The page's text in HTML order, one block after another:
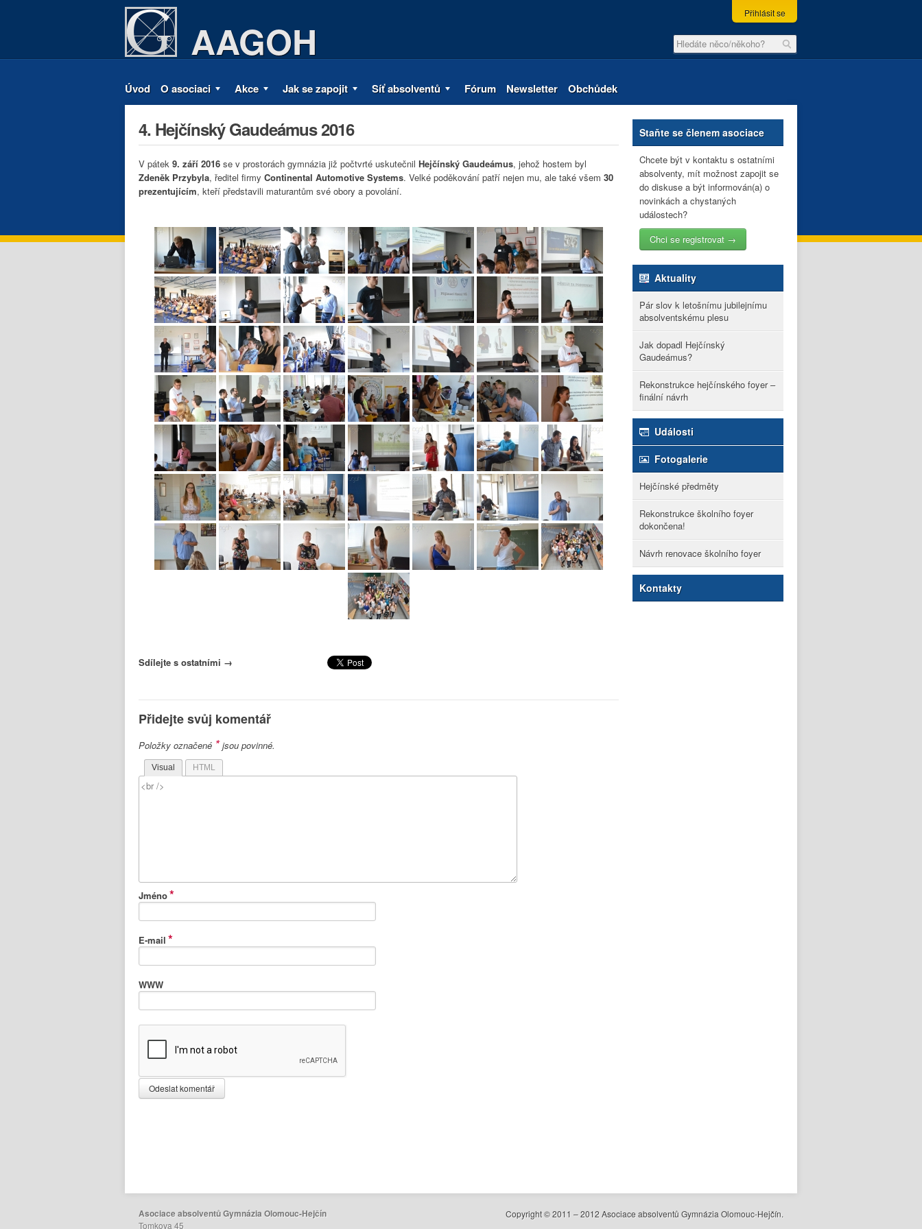
AAGOH
Úvod O asociaci Akce Jak se zapojit Síť absolventů Fórum Newsletter Obchůdek
4. Hejčínský Gaudeámus 2016
V pátek 9. září 2016 se v prostorách gymnázia již počtvrté uskutečnil Hejčínský Gaudeámus, jehož hostem byl
Zdeněk Przybyla, ředitel firmy Continental Automotive Systems. Velké poděkování patří nejen mu, ale také všem 30
prezentujícím, kteří představili maturantům své obory a povolání.
Sdílejte s ostatními →
Přidejte svůj komentář
Položky označené *jsou povinné.
Visual HTML
Jméno*
E-mail *
WWW
Staňte se členem asociace
Chcete být v kontaktu s ostatními
absolventy, mít možnost zapojit se
do diskuse a být informován(a) o
novinkách a chystaných
událostech?
Chci se registrovat →
Přihlásit se
Aktuality
Pár slov k letošnímu jubilejnímu
absolventskému plesu
Jak dopadl Hejčínský
Gaudeámus?
Rekonstrukce hejčínského foyer –
finální návrh
Události
Fotogalerie
Hejčínské předměty
Rekonstrukce školního foyer
dokončena!
Návrh renovace školního foyer
Kontakty
Asociace absolventů Gymnázia Olomouc-Hejčín
Tomkova 45
Copyright © 2011 – 2012 Asociace absolventů Gymnázia Olomouc-Hejčín.